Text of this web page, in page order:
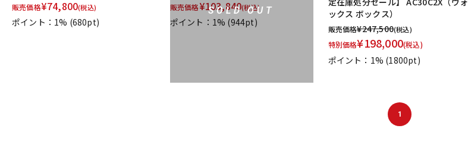
販売価格¥74,800(税込)
ポイント：1% (680pt)
SOLD OUT
販売価格¥103,840(税込)
ポイント：1% (944pt)
ックス ボックス）
販売価格¥247,500(税込)
特別価格¥198,000(税込)
ポイント：1% (1800pt)
1